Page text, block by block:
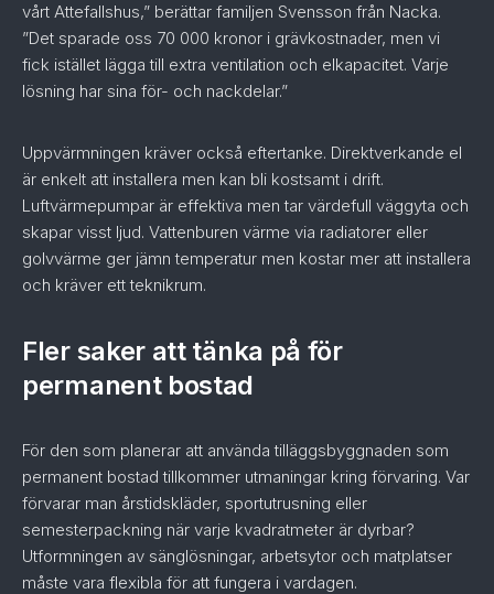
vårt Attefallshus,” berättar familjen Svensson från Nacka.
”Det sparade oss 70 000 kronor i grävkostnader, men vi
fick istället lägga till extra ventilation och elkapacitet. Varje
lösning har sina för- och nackdelar.”
Uppvärmningen kräver också eftertanke. Direktverkande el
är enkelt att installera men kan bli kostsamt i drift.
Luftvärmepumpar är effektiva men tar värdefull väggyta och
skapar visst ljud. Vattenburen värme via radiatorer eller
golvvärme ger jämn temperatur men kostar mer att installera
och kräver ett teknikrum.
Fler saker att tänka på för
permanent bostad
För den som planerar att använda tilläggsbyggnaden som
permanent bostad tillkommer utmaningar kring förvaring. Var
förvarar man årstidskläder, sportutrusning eller
semesterpackning när varje kvadratmeter är dyrbar?
Utformningen av sänglösningar, arbetsytor och matplatser
måste vara flexibla för att fungera i vardagen.